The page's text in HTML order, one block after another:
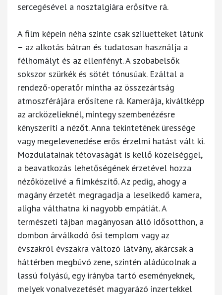
sercegésével a nosztalgiára erősítve rá.
A film képein néha szinte csak sziluetteket látunk
– az alkotás bátran és tudatosan használja a
félhomályt és az ellenfényt. A szobabelsők
sokszor szürkék és sötét tónusúak. Ezáltal a
rendező-operatőr mintha az összezártság
atmoszférájára erősítene rá. Kamerája, kiváltképp
az arcközelieknél, mintegy szembenézésre
kényszeríti a nézőt. Anna tekintetének üressége
vagy megelevenedése erős érzelmi hatást vált ki.
Mozdulatainak tétovaságát is kellő közelséggel,
a beavatkozás lehetőségének érzetével hozza
nézőközelivé a filmkészítő. Az pedig, ahogy a
magány érzetét megragadja a leselkedő kamera,
aligha válthatna ki nagyobb empátiát. A
természeti tájban magányosan álló idősotthon, a
dombon árválkodó ősi templom vagy az
évszakról évszakra változó látvány, akárcsak a
háttérben megbúvó zene, szintén aládúcolnak a
lassú folyású, egy irányba tartó eseményeknek,
melyek vonalvezetését magyarázó inzertekkel